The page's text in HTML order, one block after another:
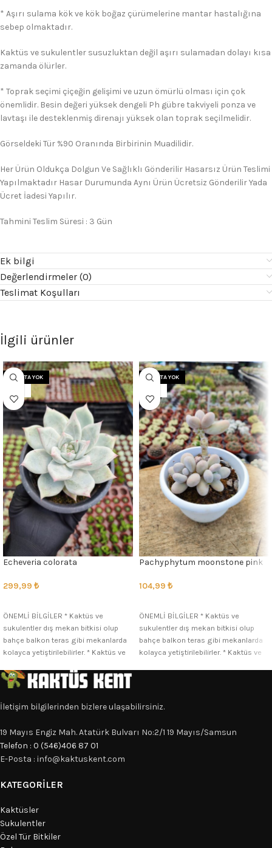
* Aşırı sulama kök ve kök boğaz çürümelerine mantar hastalığına
sebep olmaktadır.
Kaktüs ve sukulentler susuzluktan değil aşırı sulamadan dolayı kısa
zamanda ölürler.
* Toprak seçimi çiçeğin gelişimi ve uzun ömürlü olması için çok
önemlidir. Besin değeri yüksek dengeli Ph gübre takviyeli ponza ve
lavtaşı ile desteklenmiş direnajı yüksek olan toprak seçilmelidir.
Görseldeki Tür %90 Oranında Birbirinin Muadilidir.
Her Ürün Oldukça Dolgun Ve Sağlıklı Gönderilir Hasarsız Ürün Teslimi
Yapılmaktadır Hasar Durumunda Aynı Ürün Ücretsiz Gönderilir Yada
Ücret İadesi Yapılır.
Tahmini Teslim Süresi : 3 Gün
Ek bilgi
Değerlendirmeler (0)
Teslimat Koşulları
İlgili ürünler
STOKTA YOK
Echeveria colorata
299,99 ₺
ÖNEMLİ BİLGİLER * Kaktüs ve
sukulentler dış mekan bitkisi olup
bahçe balkon teras gibi mekanlarda
kolayca yetiştirilebilirler. * Kaktüs ve
STOKTA YOK
Pachyphytum moonstone pink
104,99 ₺
ÖNEMLİ BİLGİLER * Kaktüs ve
sukulentler dış mekan bitkisi olup
bahçe balkon teras gibi mekanlarda
kolayca yetiştirilebilirler. * Kaktüs ve
İletişim bilgilerinden bizlere ulaşabilirsiniz.
19 Mayıs Engiz Mah. Atatürk Bulvarı No:2/1 19 Mayıs/Samsun
Telefon : 0 (546)406 87 01
E-Posta : info@kaktuskent.com
KATEGORILER
Kaktüsler
Sukulentler
Özel Tür Bitkiler